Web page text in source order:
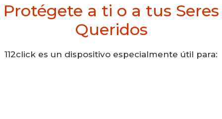
Protégete a ti o a tus Seres
Queridos
112click es un dispositivo especialmente útil para: